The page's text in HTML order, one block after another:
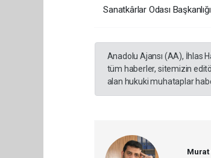
Sanatkârlar Odası
Anadolu Ajansı (AA), İhlas
tüm haberler, sitemizin
alan hukuki muhataplar
Murat